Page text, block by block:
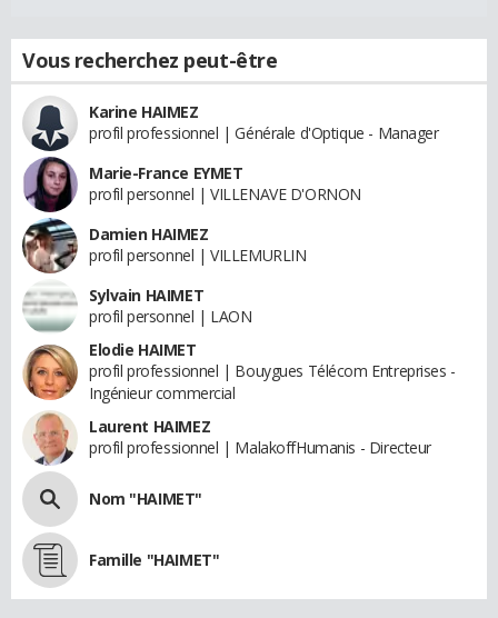
Vous recherchez peut-être
Karine HAIMEZ
profil professionnel | Générale d'Optique - Manager
Marie-France EYMET
profil personnel | VILLENAVE D'ORNON
Damien HAIMEZ
profil personnel | VILLEMURLIN
Sylvain HAIMET
profil personnel | LAON
Elodie HAIMET
profil professionnel | Bouygues Télécom Entreprises -
Ingénieur commercial
Laurent HAIMEZ
profil professionnel | MalakoffHumanis - Directeur
Nom "HAIMET"
Famille "HAIMET"